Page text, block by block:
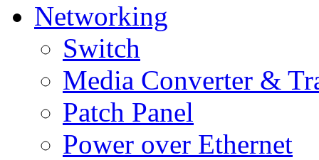
Networking
Switch
Media Converter &
Patch Panel
Power over Ethernet